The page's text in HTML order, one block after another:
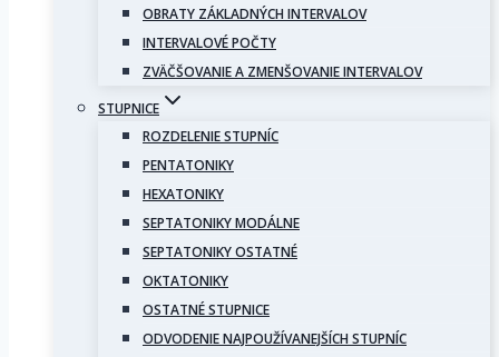
OBRATY ZÁKLADNÝCH INTERVALOV
INTERVALOVÉ POČTY
ZVÄČŠOVANIE A ZMENŠOVANIE INTERVALOV
STUPNICE
ROZDELENIE STUPNÍC
PENTATONIKY
HEXATONIKY
SEPTATONIKY MODÁLNE
SEPTATONIKY OSTATNÉ
OKTATONIKY
OSTATNÉ STUPNICE
ODVODENIE NAJPOUŽÍVANEJŠÍCH STUPNÍC